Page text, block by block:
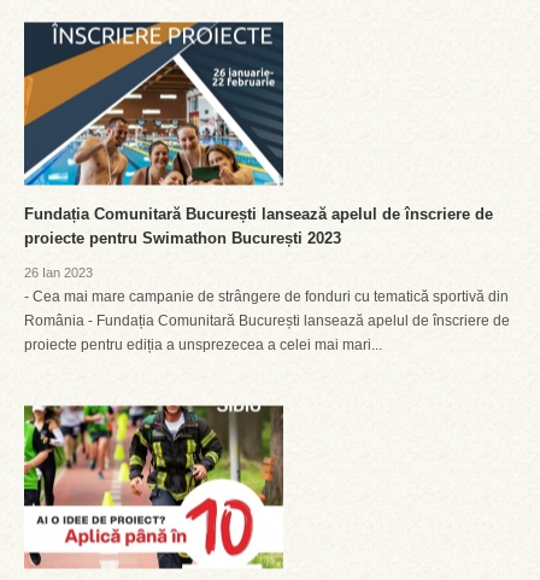
Fundația Comunitară București lansează apelul de înscriere de
proiecte pentru Swimathon București 2023
26 Ian 2023
- Cea mai mare campanie de strângere de fonduri cu tematică sportivă din
România - Fundația Comunitară București lansează apelul de înscriere de
proiecte pentru ediția a unsprezecea a celei mai mari...